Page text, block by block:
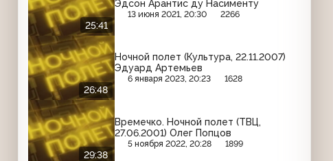
25:41
Эдсон Арантис ду Насименту
13 июня 2021, 20:30 2266
26:48
Ночной полет (Культура, 22.11.2007)
Эдуард Артемьев
6 января 2023, 20:23 1628
29:38
Времечко. Ночной полет (ТВЦ,
27.06.2001) Олег Попцов
5 ноября 2022, 20:28 1899